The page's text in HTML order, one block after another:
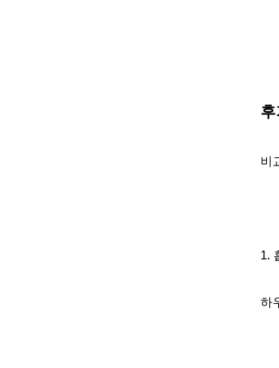
후
비
1.
하